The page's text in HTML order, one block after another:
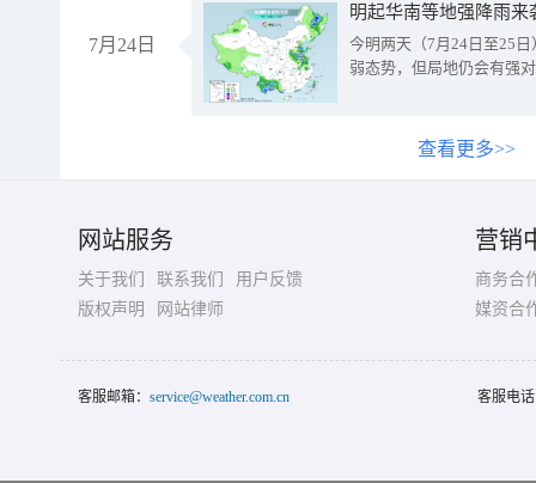
7月24日
明起华南等地强降雨
今明两天（7月24日至25
弱态势，但局地仍会有强
查看更多>>
网站服务
关于我们 联系我们
用户反馈
版权声明
网站律师
营销
商务合
媒资合
客服邮箱： service@weather.com.cn 客服电